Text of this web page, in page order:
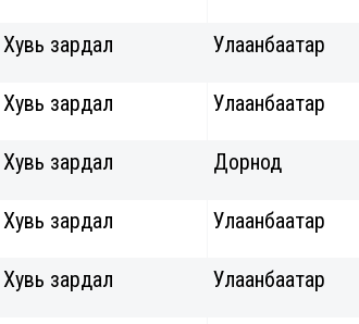
Хувь зардал Улаанбаатар
Хувь зардал Улаанбаатар
Хувь зардал Дорнод
Хувь зардал Улаанбаатар
Хувь зардал Улаанбаатар